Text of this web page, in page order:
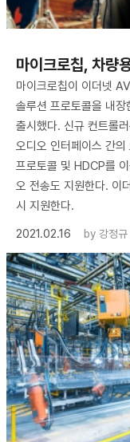
마이크로칩, 차량
마이크로칩이 이더넷
솔루션 프로토콜을 내
출시했다. 신규 컨트롤
오디오 인터페이스 간
프로토콜 및 HDCP를
오 전송도 지원한다. 이
시 지원한다.
2021.02.16
by 강정